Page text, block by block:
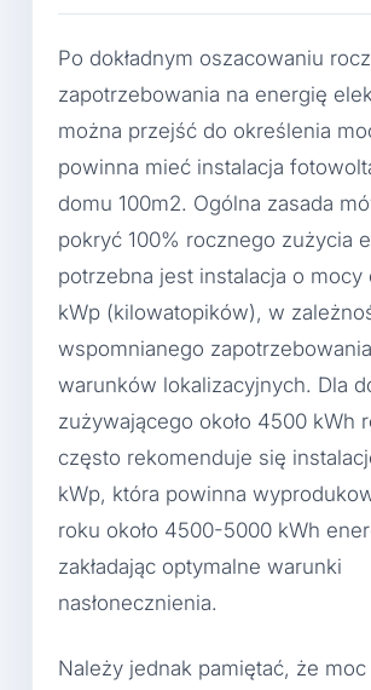
Po dokładnym oszacowaniu
zapotrzebowania na energię
można przejść do określenia
powinna mieć instalacja
domu 100m2. Ogólna zasada
pokryć 100% rocznego zużycia
potrzebna jest instalacja o mocy
kWp (kilowatopików), w
wspomnianego
warunków lokalizacyjnych. Dla
zużywającego około 4500 kWh
często rekomenduje się
kWp, która powinna
roku około 4500-5000 kWh
zakładając optymalne warunki
nasłonecznienia.
Należy jednak pamiętać, że moc